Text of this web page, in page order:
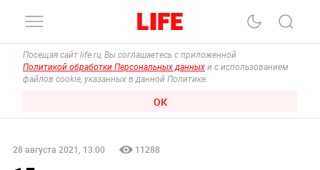
Посещая сайт life.ru, Вы соглашаетесь с приложенной
Политикой обработки Персональных данных и с использованием
файлов cookie, указанных в данной Политике.
ОК
28 августа 2021, 13:00 11288